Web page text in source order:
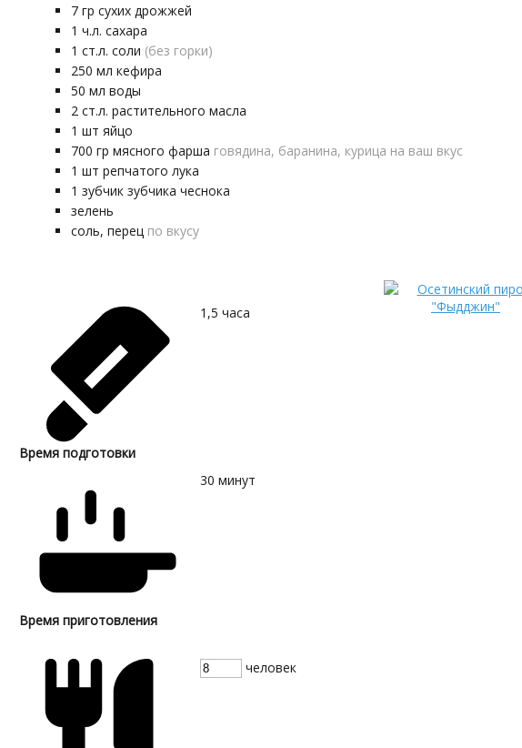
7 гр сухих дрожжей
1 ч.л. сахара
1 ст.л. соли (без горки)
250 мл кефира
50 мл воды
2 ст.л. растительного масла
1 шт яйцо
700 гр мясного фарша говядина, баранина, курица на ваш вкус
1 шт репчатого лука
1 зубчик зубчика чеснока
зелень
соль, перец по вкусу
Время подготовки
1,5 часа
Время приготовления
30 минут
человек